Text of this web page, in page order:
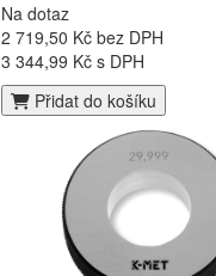
Na dotaz
2 719,50 Kč bez DPH
3 344,99 Kč s DPH
Přidat do košíku